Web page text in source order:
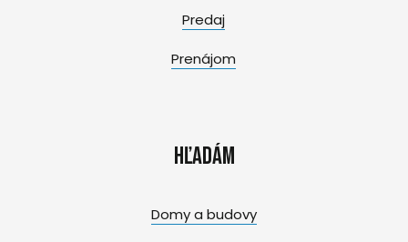
Predaj
Prenájom
Hľadám
Domy a budovy